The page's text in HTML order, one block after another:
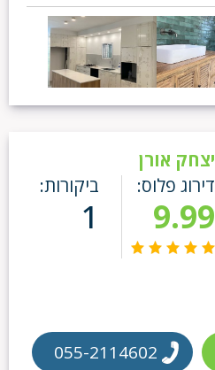
יצחק אורן
דירוג פלוס:
9.99
ביקורות:
1
055-2114602